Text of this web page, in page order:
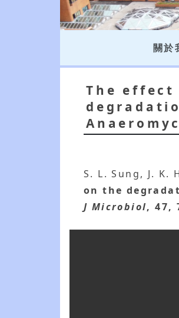
關於
The
S. L. Sung, J. K.
on the
J Microbiol, 47,